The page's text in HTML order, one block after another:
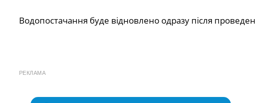
Водопостачання буде відновлено одразу після
РЕКЛАМА